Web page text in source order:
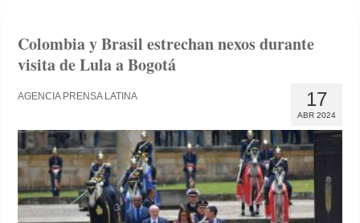
Colombia y Brasil estrechan nexos durante
visita de Lula a Bogotá
17
ABR 2024
AGENCIA PRENSA LATINA